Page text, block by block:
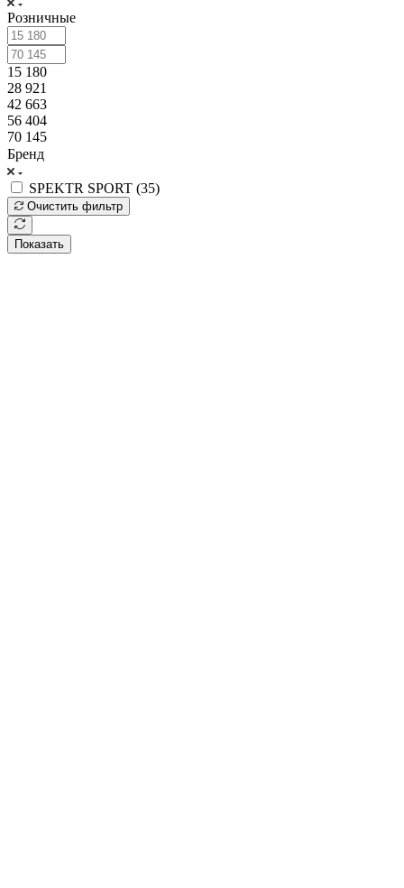
Розничные
15 180
28 921
42 663
56 404
70 145
Бренд
SPEKTR SPORT (35)
Очистить фильтр
Показать